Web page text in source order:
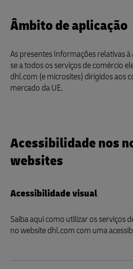
Âmbito de aplicação
As presentes Informações relativas
se a todos os serviços de comércio
dhl.com (e microsites) dirigidos aos
mercado da UE.
Acessibilidade nos
websites
Acessibilidade visual
Saiba aqui como utilizar os serviços
no website dhl.com com uma